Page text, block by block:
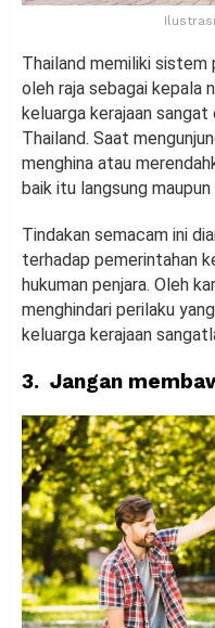
Thailand memiliki sistem
oleh raja sebagai kepala
keluarga kerajaan
Thailand. Saat
menghina atau
baik itu langsung
Tindakan semacam ini
terhadap pemerintahan
hukuman penjara. Oleh
menghindari perilaku
keluarga kerajaan
3. Jangan